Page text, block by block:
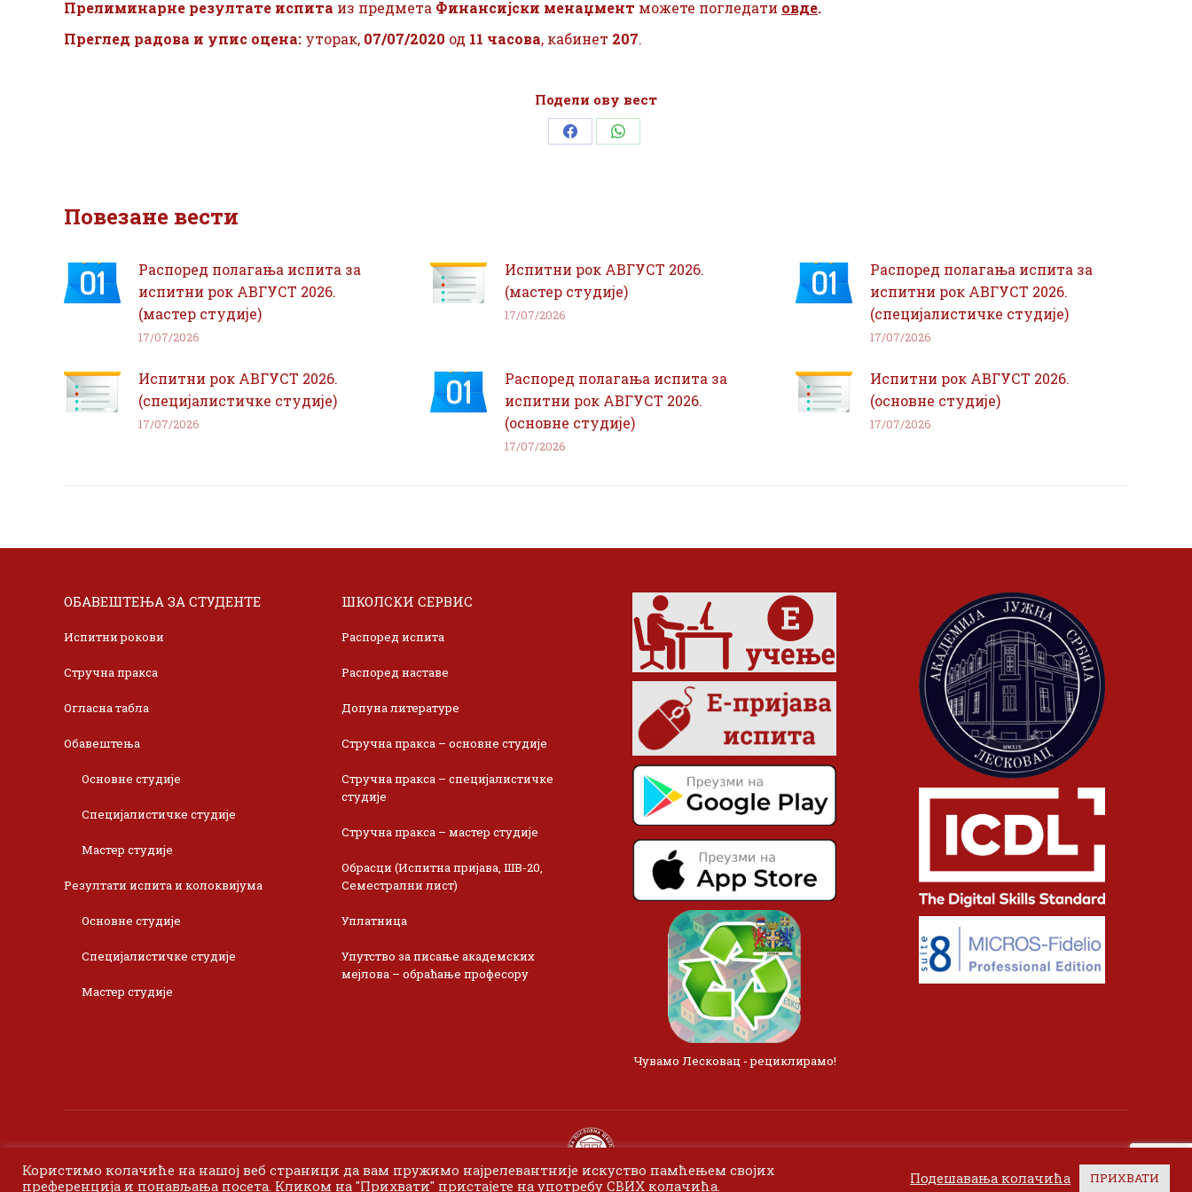
Прелиминарне резултате испита из предмета Финансијски менаџмент можете погледати овде.
Преглед радова и упис оцена: уторак, 07/07/2020 од 11 часова, кабинет 207.
Подели ову вест
Share Share
Повезане вести
Распоред полагања испита за
испитни рок АВГУСТ 2026.
(мастер студије)
17/07/2026
Испитни рок АВГУСТ 2026.
(мастер студије)
17/07/2026
Распоред полагања испита за
испитни рок АВГУСТ 2026.
(специјалистичке студије)
17/07/2026
Испитни рок АВГУСТ 2026.
(специјалистичке студије)
17/07/2026
Распоред полагања испита за
испитни рок АВГУСТ 2026.
(основне студије)
17/07/2026
Испитни рок АВГУСТ 2026.
(основне студије)
17/07/2026
ОБАВЕШТЕЊА ЗА СТУДЕНТЕ
Испитни рокови
Стручна пракса
Огласна табла
Обавештења
Основне студије
Специјалистичке студије
Мастер студије
Резултати испита и колоквијума
Основне студије
Специјалистичке студије
Мастер студије
ШКОЛСКИ СЕРВИС
Распоред испита
Распоред наставе
Допуна литературе
Стручна пракса – основне студије
Стручна пракса – специјалистичке
студије
Стручна пракса – мастер студије
Обрасци (Испитна пријава, ШВ-20,
Семестрални лист)
Уплатница
Упутство за писање академских
мејлова – обраћање професору
Чувамо Лесковац - рециклирамо!
Користимо колачиће на нашој веб страници да вам пружимо најрелевантније искуство памћењем својих
преференција и понављања посета. Кликом на "Прихвати" пристајете на употребу СВИХ колачића.
Подешавања колачића ПРИХВАТИ